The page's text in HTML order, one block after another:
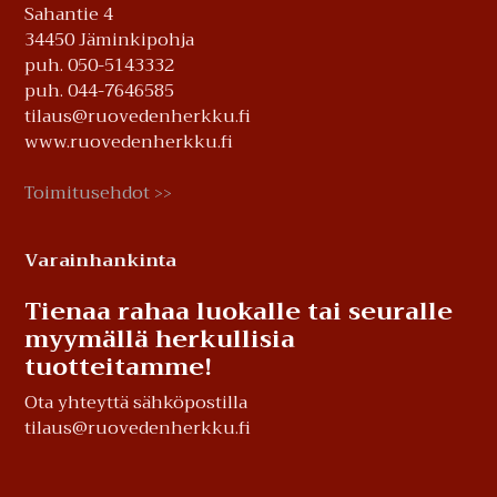
Sahantie 4
34450 Jäminkipohja
puh. 050-5143332
puh. 044-7646585
tilaus@ruovedenherkku.fi
www.ruovedenherkku.fi
Toimitusehdot >>
Varainhankinta
Tienaa rahaa luokalle tai seuralle
myymällä herkullisia
tuotteitamme!
Ota yhteyttä sähköpostilla
tilaus@ruovedenherkku.fi